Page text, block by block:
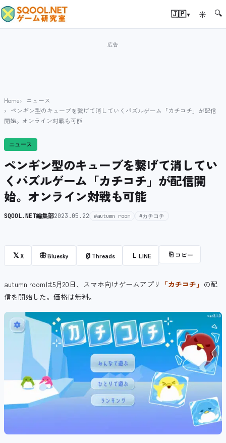
🇯🇵▾ ☀ 🔍
Home
ニュース
ペンギン型のキューブを繋げて消していくパズルゲーム「カチコチ」が配信
開始。オンライン対戦も可能
ニュース
ペンギン型のキューブを繋げて消してい
くパズルゲーム「カチコチ」が配信開
始。オンライン対戦も可能
SQOOL.NET編集部2023.05.22 #autumn room #カチコチ
𝕏X 🦋Bluesky @ Threads L LINE ⎘ コピー
autumn roomは5月20日、スマホ向けゲームアプリ 「カチコチ」 の配
信を開始した。価格は無料。